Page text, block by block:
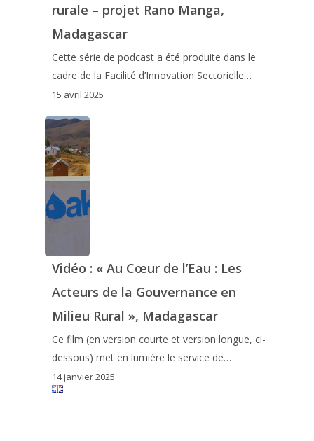
rurale – projet Rano Manga,
Madagascar
Cette série de podcast a été produite dans le
cadre de la Facilité d’Innovation Sectorielle…
15 avril 2025
Vidéo : « Au Cœur de l’Eau : Les
Acteurs de la Gouvernance en
Milieu Rural », Madagascar
Ce film (en version courte et version longue, ci-
dessous) met en lumière le service de…
14 janvier 2025